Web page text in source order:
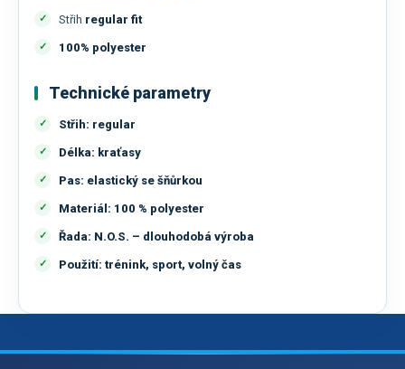
Střih regular fit
100% polyester
Technické parametry
Střih: regular
Délka: kraťasy
Pas: elastický se šňůrkou
Materiál: 100 % polyester
Řada: N.O.S. – dlouhodobá výroba
Použití: trénink, sport, volný čas